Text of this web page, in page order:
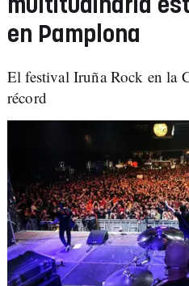
multitudinaria
en Pamplona
El festival Iruña Rock en la
récord